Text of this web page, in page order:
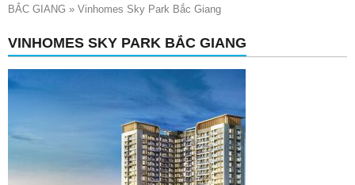
BẮC GIANG » Vinhomes Sky Park Bắc Giang
VINHOMES SKY PARK BẮC GIANG